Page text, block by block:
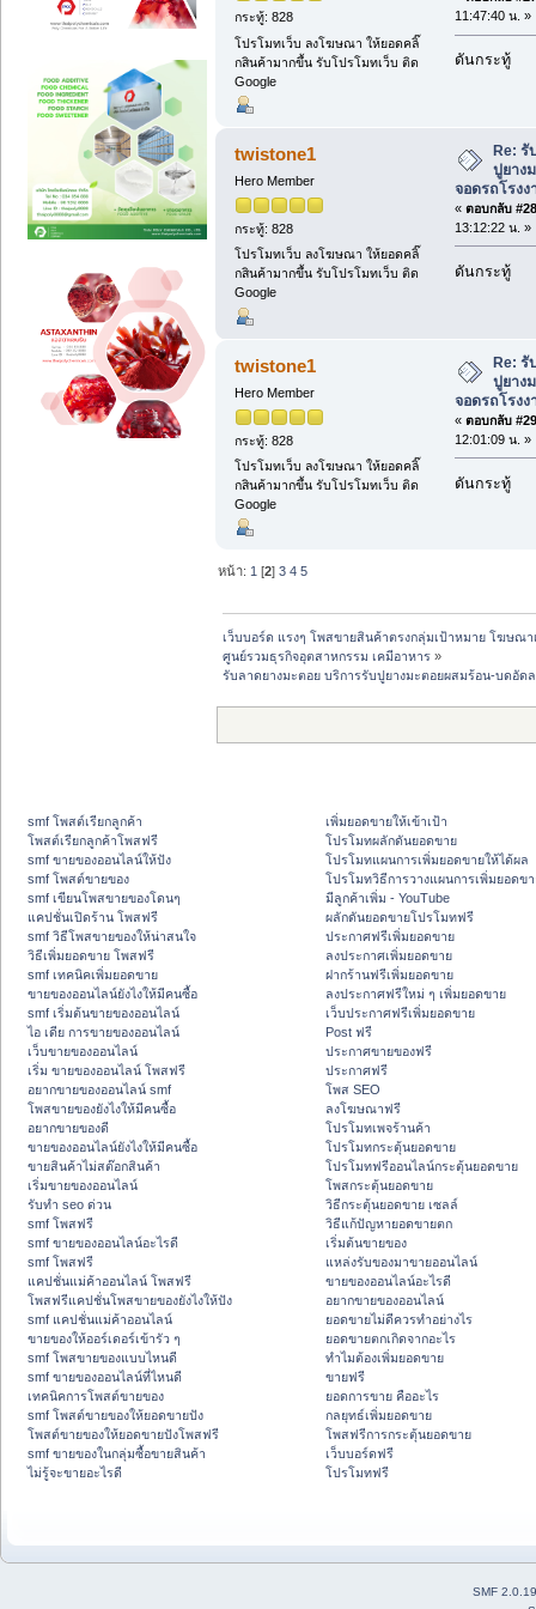
กระทู้: 828
โปรโมทเว็บ ลงโฆษณา ให้ยอดคลิ๊
กสินค้ามากขึ้น รับโปรโมทเว็บ ติด
Google
11:47:40 น. »
ดันกระทู้
twistone1
Hero Member
กระทู้: 828
โปรโมทเว็บ ลงโฆษณา ให้ยอดคลิ๊
กสินค้ามากขึ้น รับโปรโมทเว็บ ติด
Google
Re: รั
ปูยาง
จอดรถโรง
« ตอบกลับ
13:12:22 น. »
ดันกระทู้
twistone1
Hero Member
กระทู้: 828
โปรโมทเว็บ ลงโฆษณา ให้ยอดคลิ๊
กสินค้ามากขึ้น รับโปรโมทเว็บ ติด
Google
Re: รั
ปูยาง
จอดรถโรง
« ตอบกลับ
12:01:09 น. »
ดันกระทู้
หน้า: 1 [2]3 4 5
เว็บบอร์ด แรงๆ โพสขายสินค้าตรงกลุ่มเป้าหมาย โฆษณ
ศูนย์รวมธุรกิจอุตสาหกรรม เคมีอาหาร »
รับลาดยางมะตอย บริการรับปูยางมะตอยผสมร้อน-บดอัด
smf โพสต์เรียกลูกค้า
โพสต์เรียกลูกค้าโพสฟรี
smf ขายของออนไลน์ให้ปัง
smf โพสต์ขายของ
smf เขียนโพสขายของโดนๆ
แคปชั่นเปิดร้าน โพสฟรี
smf วิธีโพสขายของให้น่าสนใจ
วิธีเพิ่มยอดขาย โพสฟรี
smf เทคนิคเพิ่มยอดขาย
ขายของออนไลน์ยังไงให้มีคนซื้อ
smf เริ่มต้นขายของออนไลน์
ไอ เดีย การขายของออนไลน์
เว็บขายของออนไลน์
เริ่ม ขายของออนไลน์ โพสฟรี
อยากขายของออนไลน์ smf
โพสขายของยังไงให้มีคนซื้อ
อยากขายของดี
ขายของออนไลน์ยังไงให้มีคนซื้อ
ขายสินค้าไม่สต๊อกสินค้า
เริ่มขายของออนไลน์
รับทำ seo ด่วน
smf โพสฟรี
smf ขายของออนไลน์อะไรดี
smf โพสฟรี
แคปชั่นแม่ค้าออนไลน์ โพสฟรี
โพสฟรีแคปชั่นโพสขายของยังไงให้ปัง
smf แคปชั่นแม่ค้าออนไลน์
ขายของให้ออร์เดอร์เข้ารัว ๆ
smf โพสขายของแบบไหนดี
smf ขายของออนไลน์ที่ไหนดี
เทคนิคการโพสต์ขายของ
smf โพสต์ขายของให้ยอดขายปัง
โพสต์ขายของให้ยอดขายปังโพสฟรี
smf ขายของในกลุ่มซื้อขายสินค้า
ไม่รู้จะขายอะไรดี
เพิ่มยอดขายให้เข้าเป้า
โปรโมทผลักดันยอดขาย
โปรโมทแผนการเพิ่มยอดขายให้ได้ผล
โปรโมทวิธีการวางแผนการเพิ่มยอดข
มีลูกค้าเพิ่ม - YouTube
ผลักดันยอดขายโปรโมทฟรี
ประกาศฟรีเพิ่มยอดขาย
ลงประกาศเพิ่มยอดขาย
ฝากร้านฟรีเพิ่มยอดขาย
ลงประกาศฟรีใหม่ ๆ เพิ่มยอดขาย
เว็บประกาศฟรีเพิ่มยอดขาย
Post ฟรี
ประกาศขายของฟรี
ประกาศฟรี
โพส SEO
ลงโฆษณาฟรี
โปรโมทเพจร้านค้า
โปรโมทกระตุ้นยอดขาย
โปรโมทฟรีออนไลน์กระตุ้นยอดขาย
โพสกระตุ้นยอดขาย
วิธีกระตุ้นยอดขาย เซลล์
วิธีแก้ปัญหายอดขายตก
เริ่มต้นขายของ
แหล่งรับของมาขายออนไลน์
ขายของออนไลน์อะไรดี
อยากขายของออนไลน์
ยอดขายไม่ดีควรทำอย่างไร
ยอดขายตกเกิดจากอะไร
ทำไมต้องเพิ่มยอดขาย
ขายฟรี
ยอดการขาย คืออะไร
กลยุทธ์เพิ่มยอดขาย
โพสฟรีการกระตุ้นยอดขาย
เว็บบอร์ดฟรี
โปรโมทฟรี
SMF 2.0.19